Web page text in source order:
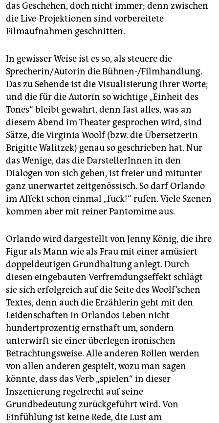
das Geschehen, doch nicht immer; denn zwischen
die Live-Projektionen sind vorbereitete
Filmaufnahmen geschnitten.
In gewisser Weise ist es so, als steuere die
Sprecherin/Autorin die Bühnen-/Filmhandlung.
Das zu Sehende ist die Visualisierung ihrer Worte;
und die für die Autorin so wichtige „Einheit des
Tones“ bleibt gewahrt, denn fast alles, was an
diesem Abend im Theater gesprochen wird, sind
Sätze, die Virginia Woolf (bzw. die Übersetzerin
Brigitte Walitzek) genau so geschrieben hat. Nur
das Wenige, das die DarstellerInnen in den
Dialogen von sich geben, ist freier und mitunter
ganz unerwartet zeitgenössisch. So darf Orlando
im Affekt schon einmal „fuck!“ rufen. Viele Szenen
kommen aber mit reiner Pantomime aus.
Orlando wird dargestellt von Jenny König, die ihre
Figur als Mann wie als Frau mit einer amüsiert
doppeldeutigen Grundhaltung anlegt. Durch
diesen eingebauten Verfremdungseffekt schlägt
sie sich erfolgreich auf die Seite des Woolf’schen
Textes, denn auch die Erzählerin geht mit den
Leidenschaften in Orlandos Leben nicht
hundertprozentig ernsthaft um, sondern
unterwirft sie einer überlegen ironischen
Betrachtungsweise. Alle anderen Rollen werden
von allen anderen gespielt, wozu man sagen
könnte, dass das Verb „spielen“ in dieser
Inszenierung regelrecht auf seine
Grundbedeutung zurückgeführt wird. Von
Einfühlung ist keine Rede, die Lust am